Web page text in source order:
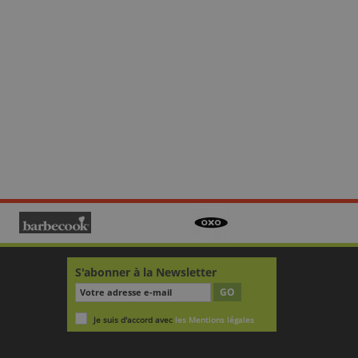
S'abonner à la Newsletter
GO
Je suis d'accord avec les Mentions légales